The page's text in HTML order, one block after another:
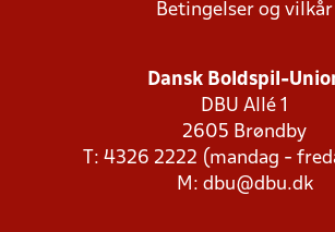
Betingelser og vilkår
Dansk Boldspil-
DBU Allé 1
2605 Brøndby
T: 4326 2222 (mandag -
M: dbu@dbu.dk